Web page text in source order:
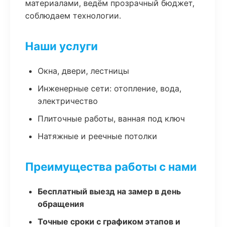
материалами, ведём прозрачный бюджет,
соблюдаем технологии.
Наши услуги
Окна, двери, лестницы
Инженерные сети: отопление, вода,
электричество
Плиточные работы, ванная под ключ
Натяжные и реечные потолки
Преимущества работы с нами
Бесплатный выезд на замер в день
обращения
Точные сроки с графиком этапов и